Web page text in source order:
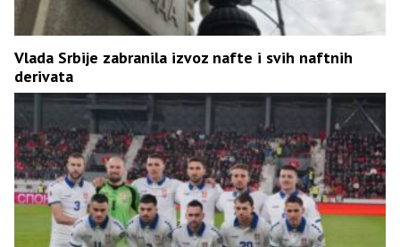
Vlada Srbije zabranila izvoz nafte i svih naftnih
derivata